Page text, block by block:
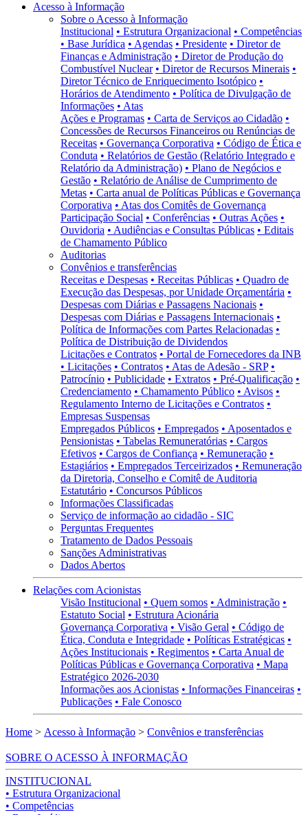
Acesso à Informação
Sobre o Acesso à Informação
Institucional • Estrutura Organizacional • Competências
• Base Jurídica • Agendas • Presidente • Diretor de
Finanças e Administração • Diretor de Produção do
Combustível Nuclear • Diretor de Recursos Minerais •
Diretor Técnico de Enriquecimento Isotópico •
Horários de Atendimento • Política de Divulgação de
Informações • Atas
Ações e Programas • Carta de Serviços ao Cidadão •
Concessões de Recursos Financeiros ou Renúncias de
Receitas • Governança Corporativa • Código de Ética e
Conduta • Relatórios de Gestão (Relatório Integrado e
Relatório da Administração) • Plano de Negócios e
Gestão • Relatório de Análise de Cumprimento de
Metas • Carta anual de Políticas Públicas e Governança
Corporativa • Atas dos Comitês de Governança
Participação Social • Conferências • Outras Ações •
Ouvidoria • Audiências e Consultas Públicas • Editais
de Chamamento Público
Auditorias
Convênios e transferências
Receitas e Despesas • Receitas Públicas • Quadro de
Execução das Despesas, por Unidade Orçamentária •
Despesas com Diárias e Passagens Nacionais •
Despesas com Diárias e Passagens Internacionais •
Política de Informações com Partes Relacionadas •
Política de Distribuição de Dividendos
Licitações e Contratos • Portal de Fornecedores da INB
• Licitações • Contratos • Atas de Adesão - SRP •
Patrocínio • Publicidade • Extratos • Pré-Qualificação •
Credenciamento • Chamamento Público • Avisos •
Regulamento Interno de Licitações e Contratos •
Empresas Suspensas
Empregados Públicos • Empregados • Aposentados e
Pensionistas • Tabelas Remuneratórias • Cargos
Efetivos • Cargos de Confiança • Remuneração •
Estagiários • Empregados Terceirizados • Remuneração
da Diretoria, Conselho e Comitê de Auditoria
Estatutário • Concursos Públicos
Informações Classificadas
Serviço de informação ao cidadão - SIC
Perguntas Frequentes
Tratamento de Dados Pessoais
Sanções Administrativas
Dados Abertos
Relações com Acionistas
Visão Institucional • Quem somos • Administração •
Estatuto Social • Estrutura Acionária
Governança Corporativa • Visão Geral • Código de
Ética, Conduta e Integridade • Políticas Estratégicas •
Ações Institucionais • Regimentos • Carta Anual de
Políticas Públicas e Governança Corporativa • Mapa
Estratégico 2026-2030
Informações aos Acionistas • Informações Financeiras •
Publicações • Fale Conosco
Home > Acesso à Informação > Convênios e transferências
SOBRE O ACESSO À INFORMAÇÃO
INSTITUCIONAL
• Estrutura Organizacional
• Competências